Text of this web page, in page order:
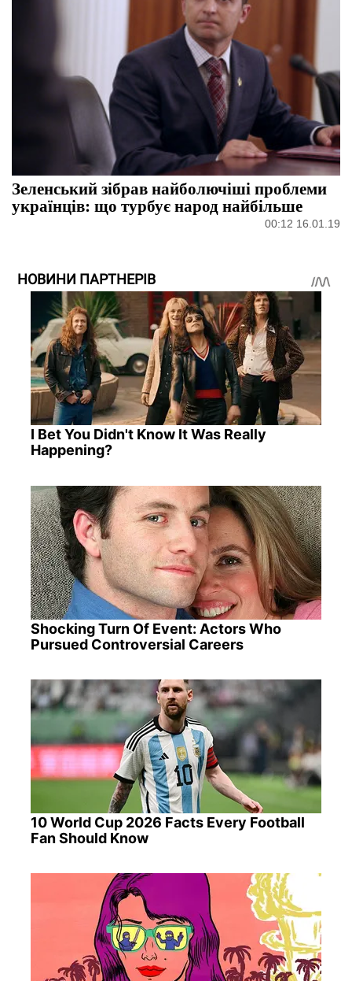
Зеленський зібрав найболючіші проблеми
українців: що турбує народ найбільше
00:12 16.01.19
НОВИНИ ПАРТНЕРІВ
I Bet You Didn't Know It Was Really
Happening?
Shocking Turn Of Event: Actors Who
Pursued Controversial Careers
10 World Cup 2026 Facts Every Football
Fan Should Know